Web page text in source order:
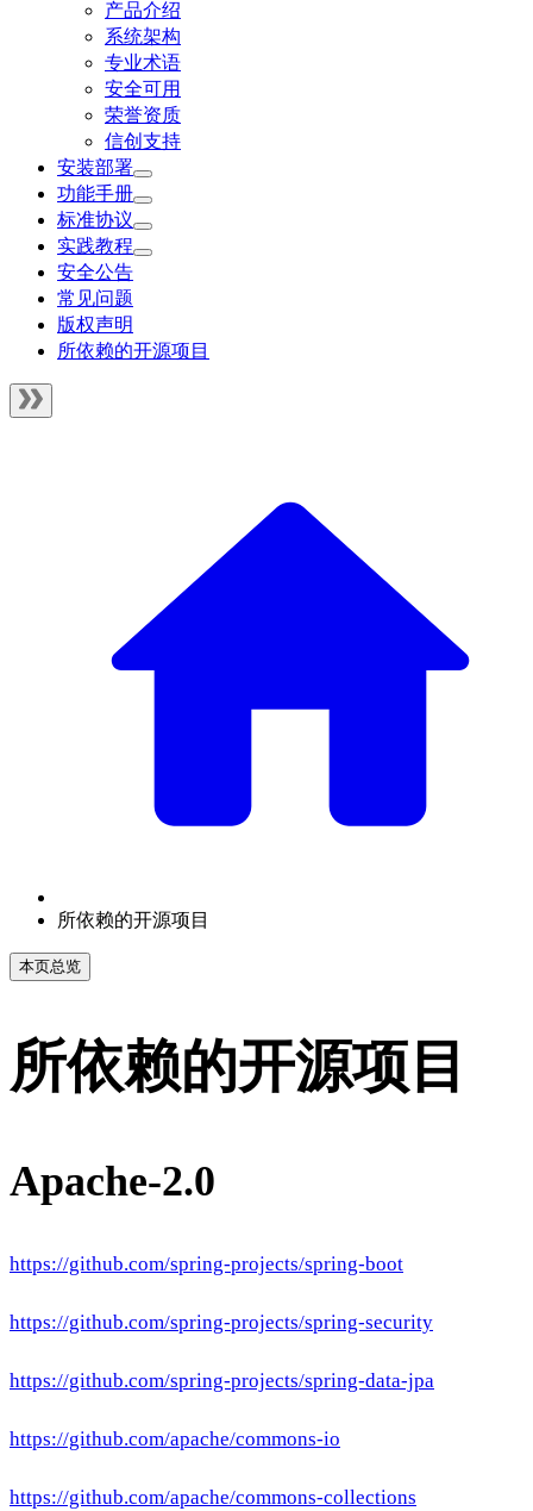
产品介绍
系统架构
专业术语
安全可用
荣誉资质
信创支持
安装部署
功能手册
标准协议
实践教程
安全公告
常见问题
版权声明
所依赖的开源项目
所依赖的开源项目
本页总览
所依赖的开源项目
Apache-2.0
https://github.com/spring-projects/spring-boot
https://github.com/spring-projects/spring-security
https://github.com/spring-projects/spring-data-jpa
https://github.com/apache/commons-io
https://github.com/apache/commons-collections